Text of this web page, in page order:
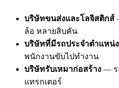
บริษัทขนส่งและโลจิสติกส์
ล้อ หลายสิบคัน
บริษัทที่มีรถประจำตำแหน่ง
พนักงานขับไปทำงาน
บริษัทรับเหมาก่อสร้าง — ร
แทรกเตอร์